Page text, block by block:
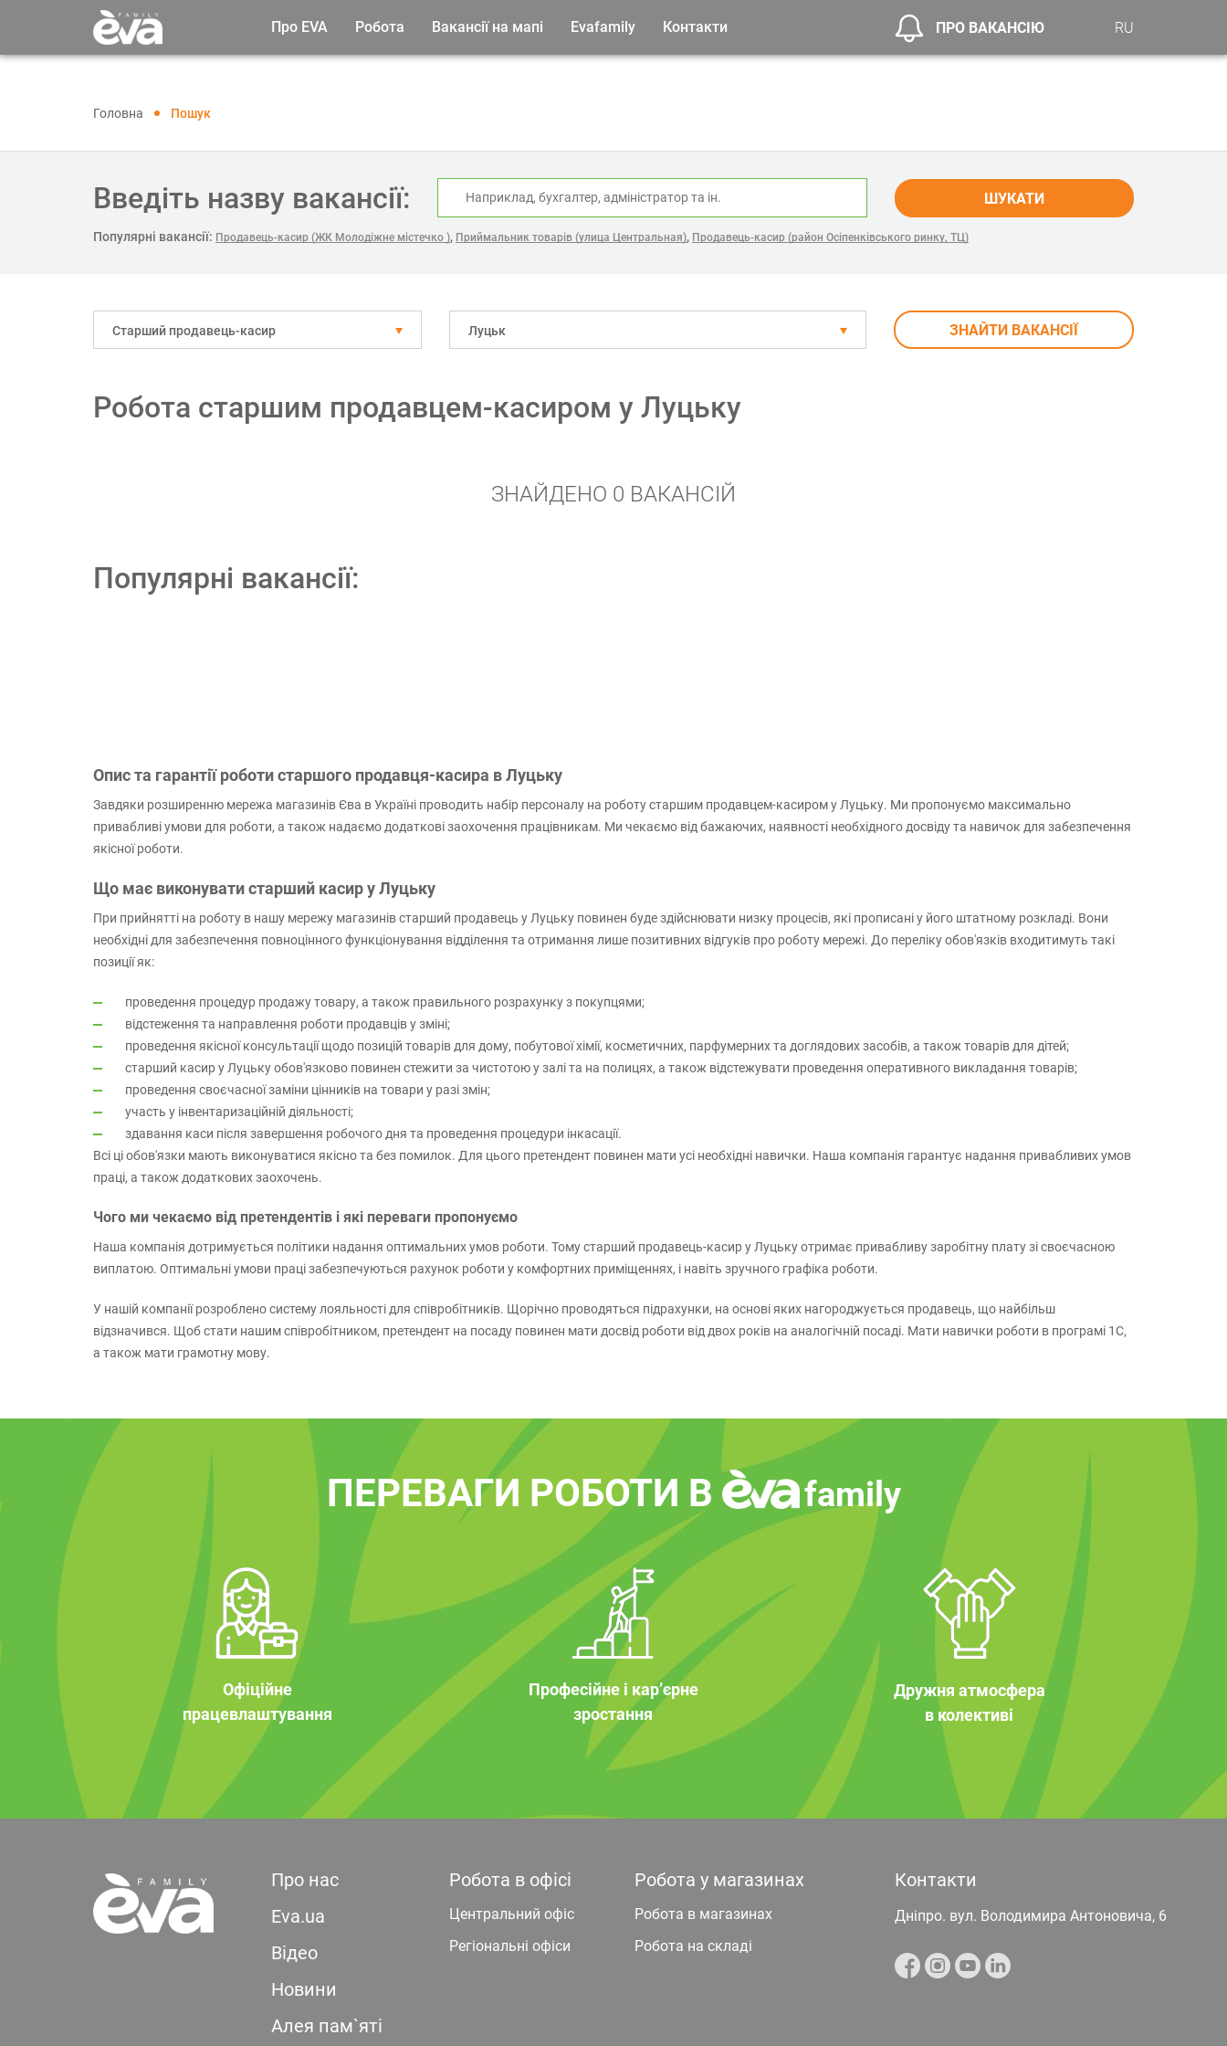
Про EVA Робота Вакансії на мапі Evafamily Контакти ПРО ВАКАНСІЮ RU
Головна Пошук
Введіть назву вакансії: ШУКАТИ
Популярні вакансії: Продавець-касир (ЖК Молодіжне містечко ), Приймальник товарів (улица Центральная), Продавець-касир (район Осіпенківського ринку, ТЦ)
Старший продавець-касир Луцьк ЗНАЙТИ ВАКАНСІЇ
Робота старшим продавцем-касиром у Луцьку
ЗНАЙДЕНО 0 ВАКАНСІЙ
Популярні вакансії:
Опис та гарантії роботи старшого продавця-касира в Луцьку
Завдяки розширенню мережа магазинів Єва в Україні проводить набір персоналу на роботу старшим продавцем-касиром у Луцьку. Ми пропонуємо максимально
привабливі умови для роботи, а також надаємо додаткові заохочення працівникам. Ми чекаємо від бажаючих, наявності необхідного досвіду та навичок для забезпечення
якісної роботи.
Що має виконувати старший касир у Луцьку
При прийнятті на роботу в нашу мережу магазинів старший продавець у Луцьку повинен буде здійснювати низку процесів, які прописані у його штатному розкладі. Вони
необхідні для забезпечення повноцінного функціонування відділення та отримання лише позитивних відгуків про роботу мережі. До переліку обов'язків входитимуть такі
позиції як:
проведення процедур продажу товару, а також правильного розрахунку з покупцями;
відстеження та направлення роботи продавців у зміні;
проведення якісної консультації щодо позицій товарів для дому, побутової хімії, косметичних, парфумерних та доглядових засобів, а також товарів для дітей;
старший касир у Луцьку обов'язково повинен стежити за чистотою у залі та на полицях, а також відстежувати проведення оперативного викладання товарів;
проведення своєчасної заміни цінників на товари у разі змін;
участь у інвентаризаційній діяльності;
здавання каси після завершення робочого дня та проведення процедури інкасації.
Всі ці обов'язки мають виконуватися якісно та без помилок. Для цього претендент повинен мати усі необхідні навички. Наша компанія гарантує надання привабливих умов
праці, а також додаткових заохочень.
Чого ми чекаємо від претендентів і які переваги пропонуємо
Наша компанія дотримується політики надання оптимальних умов роботи. Тому старший продавець-касир у Луцьку отримає привабливу заробітну плату зі своєчасною
виплатою. Оптимальні умови праці забезпечуються рахунок роботи у комфортних приміщеннях, і навіть зручного графіка роботи.
У нашій компанії розроблено систему лояльності для співробітників. Щорічно проводяться підрахунки, на основі яких нагороджується продавець, що найбільш
відзначився. Щоб стати нашим співробітником, претендент на посаду повинен мати досвід роботи від двох років на аналогічній посаді. Мати навички роботи в програмі 1С,
а також мати грамотну мову.
ПЕРЕВАГИ РОБОТИ В family
Офіційне
працевлаштування
Професійне і кар’єрне
зростання
Дружня атмосфера
в колективі
Про нас
Eva.ua
Відео
Новини
Алея пам`яті
Робота в офісі
Центральний офіс
Регіональні офіси
Робота у магазинах
Робота в магазинах
Робота на складі
Контакти
Дніпро. вул. Володимира Антоновича, 6